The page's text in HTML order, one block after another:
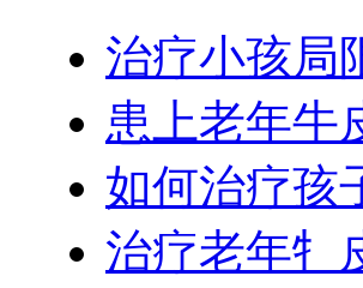
治疗小孩局
患上老年牛
如何治疗孩
治疗老年牜